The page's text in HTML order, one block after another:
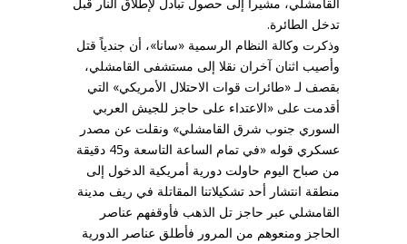
تدخل الطائرة.
وذكرت وكالة النظام الرسمية «سانا»، أن جندياً قتل
وأصيب اثنان آخران نقلا إلى مستشفى القامشلي،
بقصف لـ «طائرات قوات الاحتلال الأمريكي» التي
أقدمت على «الاعتداء على حاجز للجيش العربي
السوري جنوب شرق القامشلي» ونقلت عن مصدر
عسكري قوله «في تمام الساعة التاسعة و45 دقيقة
من صباح اليوم حاولت دورية أمريكية الدخول إلى
منطقة انتشار أحد تشكيلاتنا المقاتلة في ريف مدينة
القامشلي عبر حاجز تل الذهب فأوقفهم عناصر
الحاجز ومنعوهم من المرور فأطلق عناصر الدورية